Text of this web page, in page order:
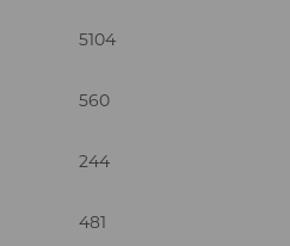
5104
560
244
481